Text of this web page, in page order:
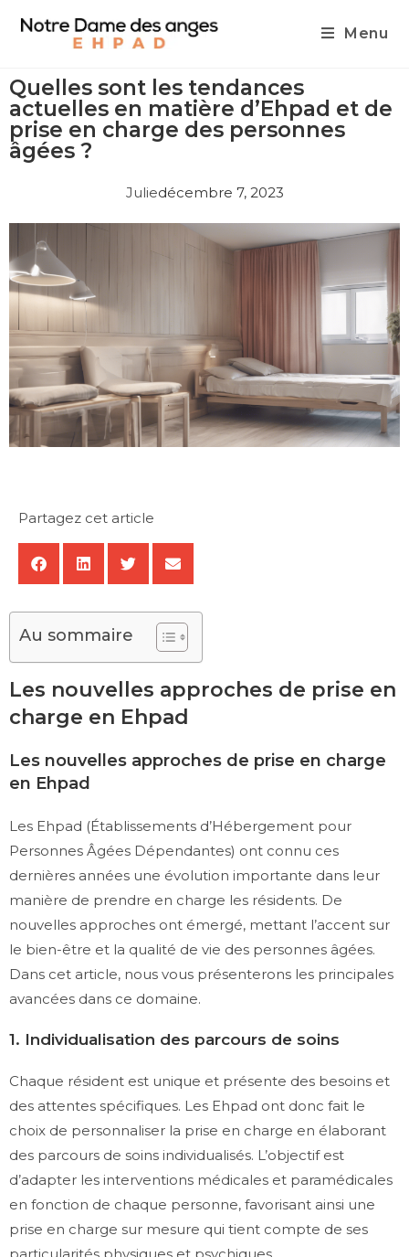
Menu
Quelles sont les tendances
actuelles en matière d’Ehpad et de
prise en charge des personnes
âgées ?
Juliedécembre 7, 2023
Partagez cet article
Au sommaire
Les nouvelles approches de prise en
charge en Ehpad
Les nouvelles approches de prise en charge
en Ehpad
Les Ehpad (Établissements d’Hébergement pour
Personnes Âgées Dépendantes) ont connu ces
dernières années une évolution importante dans leur
manière de prendre en charge les résidents. De
nouvelles approches ont émergé, mettant l’accent sur
le bien-être et la qualité de vie des personnes âgées.
Dans cet article, nous vous présenterons les principales
avancées dans ce domaine.
1. Individualisation des parcours de soins
Chaque résident est unique et présente des besoins et
des attentes spécifiques. Les Ehpad ont donc fait le
choix de personnaliser la prise en charge en élaborant
des parcours de soins individualisés. L’objectif est
d’adapter les interventions médicales et paramédicales
en fonction de chaque personne, favorisant ainsi une
prise en charge sur mesure qui tient compte de ses
particularités physiques et psychiques.